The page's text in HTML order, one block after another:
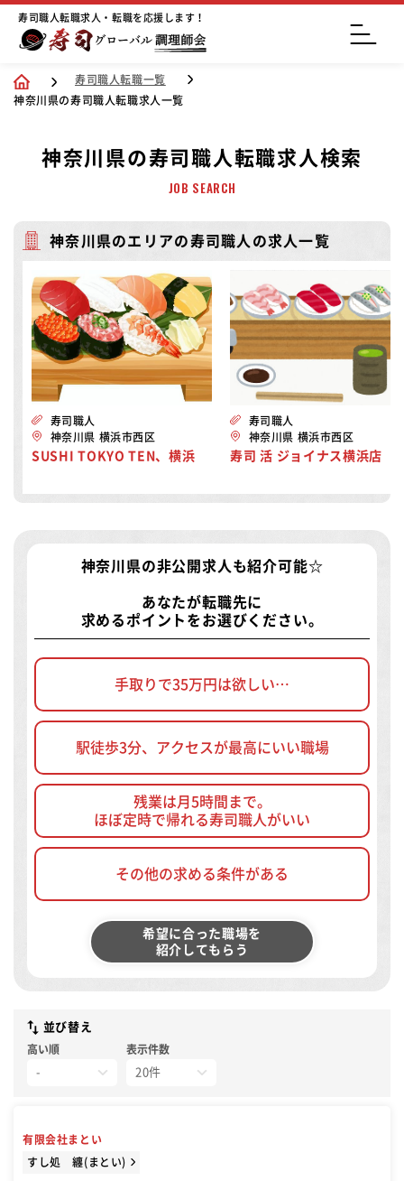
寿司職人転職求人・転職を応援します！
寿司職人転職一覧
神奈川県の寿司職人転職求人一覧
神奈川県の寿司職人転職求人検索
JOB SEARCH
神奈川県のエリアの寿司職人の求人一覧
寿司職人
神奈川県 横浜市西区
SUSHI TOKYO TEN、横浜
寿司職人
神奈川県 横浜市西区
寿司 活 ジョイナス横浜店
神奈川県の非公開求人 も紹介可能☆
あなたが転職先に
求めるポイントをお選びください。
手取りで35万円は欲しい…
駅徒歩3分、アクセスが最高にいい職場
残業は月5時間まで。
ほぼ定時で帰れる寿司職人がいい
その他の求める条件がある
希望に合った職場を
紹介してもらう
並び替え
高い順 表示件数
有限会社まとい
すし処 纏(まとい)